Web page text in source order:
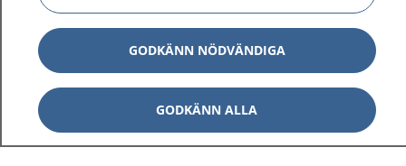
1177 på flera språk Visa
Om 1177 Visa
GODKÄNN NÖDVÄNDIGA
GODKÄNN ALLA